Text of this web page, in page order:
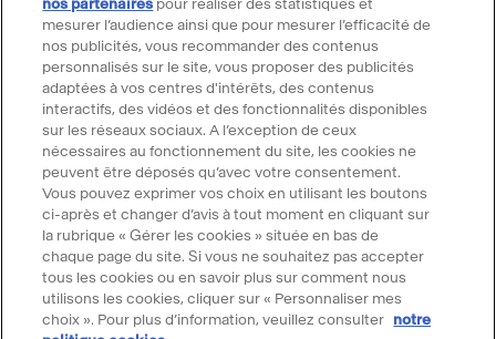
Presse
Marchés publics
Location d'espaces
Billetterie
Billetterie groupe
Service client
FAQ Billetterie
CGV
Règlement de visite
Suivre le Grand Palais
nos partenaires pour réaliser des statistiques et
mesurer l’audience ainsi que pour mesurer l’efficacité de
nos publicités, vous recommander des contenus
personnalisés sur le site, vous proposer des publicités
adaptées à vos centres d'intérêts, des contenus
interactifs, des vidéos et des fonctionnalités disponibles
sur les réseaux sociaux. A l’exception de ceux
nécessaires au fonctionnement du site, les cookies ne
peuvent être déposés qu’avec votre consentement.
Vous pouvez exprimer vos choix en utilisant les boutons
ci-après et changer d’avis à tout moment en cliquant sur
la rubrique « Gérer les cookies » située en bas de
chaque page du site. Si vous ne souhaitez pas accepter
tous les cookies ou en savoir plus sur comment nous
utilisons les cookies, cliquer sur « Personnaliser mes
choix ». Pour plus d’information, veuillez consulter
notre